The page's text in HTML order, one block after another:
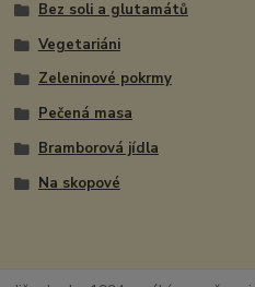
Bez soli a glutamátů
Vegetariáni
Zeleninové pokrmy
Pečená masa
Bramborová jídla
Na skopové